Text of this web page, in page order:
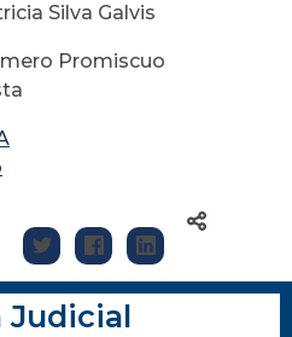
Silva Galvis
Promiscuo
Judicial